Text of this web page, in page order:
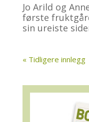
Jo Arild og
første
sin ureiste
« Tidligere innlegg